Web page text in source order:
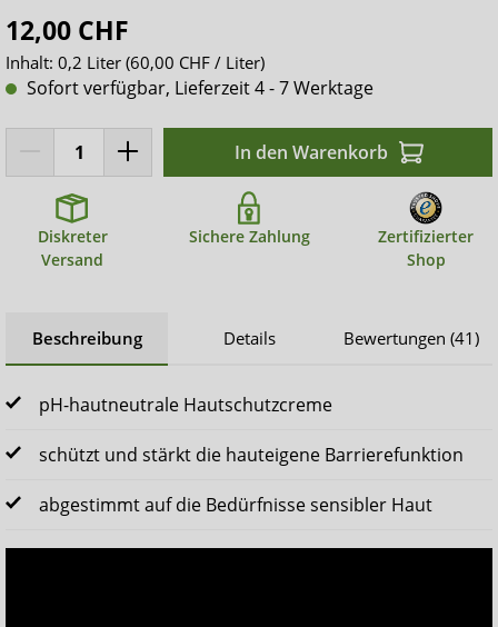
12,00 CHF
Inhalt: 0,2 Liter (60,00 CHF / Liter)
Sofort verfügbar, Lieferzeit 4 - 7 Werktage
In den Warenkorb
Diskreter
Versand
Sichere Zahlung
Zertifizierter
Shop
Beschreibung Details Bewertungen (41)
pH-hautneutrale Hautschutzcreme
schützt und stärkt die hauteigene Barrierefunktion
abgestimmt auf die Bedürfnisse sensibler Haut